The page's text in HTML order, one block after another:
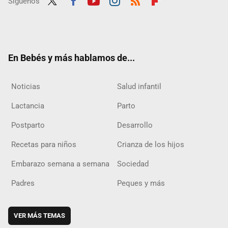
En Bebés y más hablamos de...
Noticias Salud infantil
Lactancia Parto
Postparto Desarrollo
Recetas para niños Crianza de los hijos
Embarazo semana a semana Sociedad
Padres Peques y más
VER MÁS TEMAS